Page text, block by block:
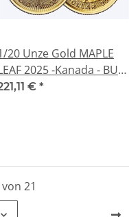
20 Unze Gold MAPLE
2025 -Kanada - BU 1
- GoldMaple
€ *
21